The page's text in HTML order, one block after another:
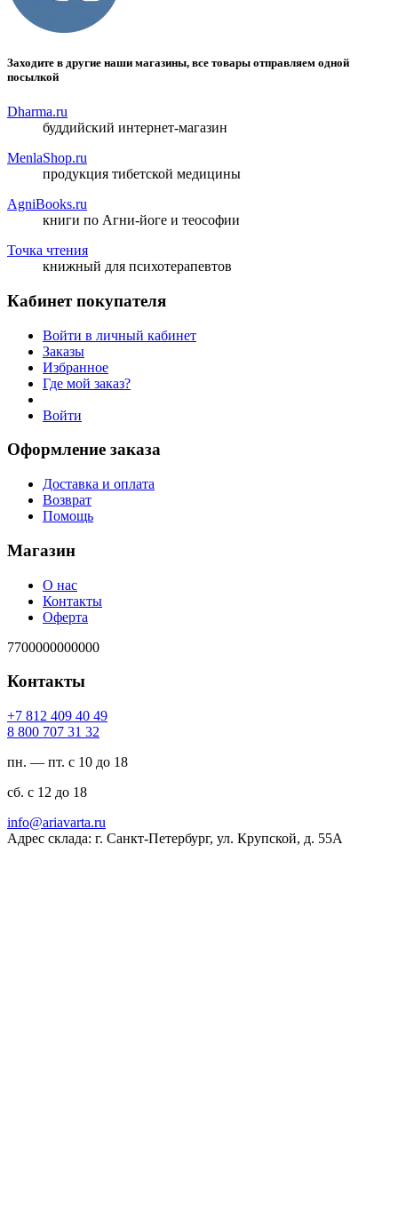
Заходите в другие наши магазины, все товары отправляем одной
посылкой
Dharma.ru
буддийский интернет-магазин
MenlaShop.ru
продукция тибетской медицины
AgniBooks.ru
книги по Агни-йоге и теософии
Точка чтения
книжный для психотерапевтов
Кабинет покупателя
Войти в личный кабинет
Заказы
Избранное
Где мой заказ?
Войти
Оформление заказа
Доставка и оплата
Возврат
Помощь
Магазин
О нас
Контакты
Оферта
7700000000000
Контакты
94 04 904 218 7+
23 13 707 008 8
пн. — пт. с 10 до 18
сб. с 12 до 18
ur.atravaira@ofni
Адрес склада: г. Санкт-Петербург, ул. Крупской, д. 55А